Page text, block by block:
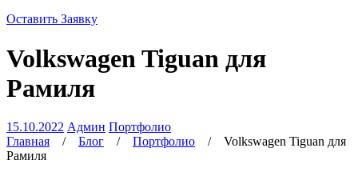
Оставить Заявку
Volkswagen Tiguan для
Рамиля
15.10.2022 Админ Портфолио
Главная / Блог / Портфолио / Volkswagen Tiguan для
Рамиля